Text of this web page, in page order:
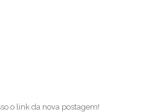
o link da nova postagem!